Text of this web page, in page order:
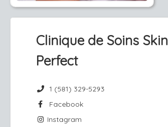
Clinique de Soins Skin
Perfect
1 (581) 329-5293
Facebook
Instagram